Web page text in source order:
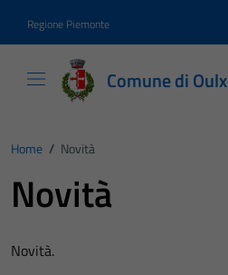
Regione Piemonte
Comune di Oulx
Home / Novità
Novità
Novità.